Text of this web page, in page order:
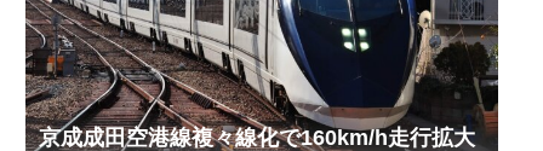
京成成田空港線複々線化で160km/h走行拡大